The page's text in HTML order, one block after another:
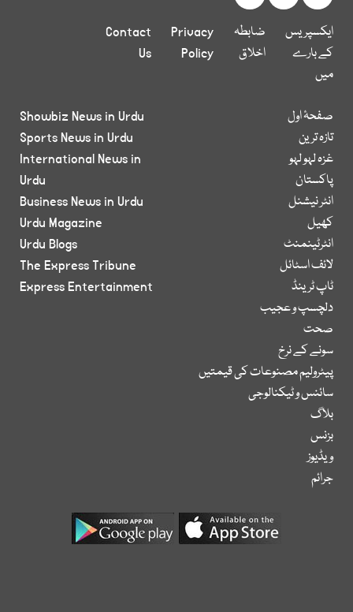
ایکسپریس
کے بارے
میں
ضابطہ
اخلاق
Privacy
Policy
Contact
Us
صفحۂ اول
تازہ ترین
غزہ لہو لہو
پاکستان
انٹر نیشنل
کھیل
انٹرٹینمنٹ
لائف اسٹائل
ٹاپ ٹرینڈ
دلچسپ و عجیب
صحت
سونے کے نرخ
پیٹرولیم مصنوعات کی قیمتیں
سائنس و ٹیکنالوجی
بلاگ
بزنس
ویڈیوز
جرائم
Showbiz News in Urdu
Sports News in Urdu
International News in
Urdu
Business News in Urdu
Urdu Magazine
Urdu Blogs
The Express Tribune
Express Entertainment